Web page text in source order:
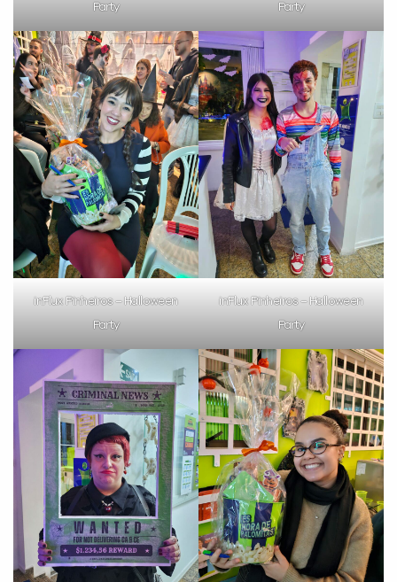
Party Party
inFlux Pinheiros – Halloween
Party
inFlux Pinheiros – Halloween
Party